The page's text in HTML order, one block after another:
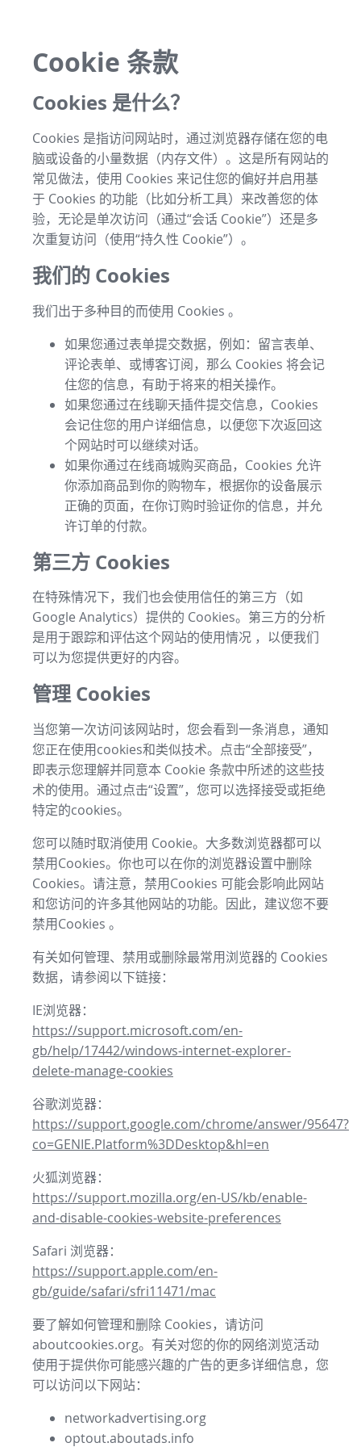
Cookie 条款
Cookies 是什么？
Cookies 是指访问网站时，通过浏览器存储在您的电
脑或设备的小量数据（内存文件）。这是所有网站的
常见做法，使用 Cookies 来记住您的偏好并启用基
于 Cookies 的功能（比如分析工具）来改善您的体
验，无论是单次访问（通过“会话 Cookie”）还是多
次重复访问（使用“持久性 Cookie”）。
我们的 Cookies
我们出于多种目的而使用 Cookies 。
如果您通过表单提交数据，例如：留言表单、
评论表单、或博客订阅，那么 Cookies 将会记
住您的信息，有助于将来的相关操作。
如果您通过在线聊天插件提交信息，Cookies
会记住您的用户详细信息，以便您下次返回这
个网站时可以继续对话。
如果你通过在线商城购买商品，Cookies 允许
你添加商品到你的购物车，根据你的设备展示
正确的页面，在你订购时验证你的信息，并允
许订单的付款。
第三方 Cookies
在特殊情况下，我们也会使用信任的第三方（如
Google Analytics）提供的 Cookies。第三方的分析
是用于跟踪和评估这个网站的使用情况 ，以便我们
可以为您提供更好的内容。
管理 Cookies
当您第一次访问该网站时，您会看到一条消息，通知
您正在使用cookies和类似技术。点击“全部接受”，
即表示您理解并同意本 Cookie 条款中所述的这些技
术的使用。通过点击“设置”，您可以选择接受或拒绝
特定的cookies。
您可以随时取消使用 Cookie。大多数浏览器都可以
禁用Cookies。你也可以在你的浏览器设置中删除
Cookies。请注意，禁用Cookies 可能会影响此网站
和您访问的许多其他网站的功能。因此，建议您不要
禁用Cookies 。
有关如何管理、禁用或删除最常用浏览器的 Cookies
数据，请参阅以下链接：
IE浏览器：
https://support.microsoft.com/en-
gb/help/17442/windows-internet-explorer-
delete-manage-cookies
谷歌浏览器：
https://support.google.com/chrome/answer/95647?
co=GENIE.Platform%3DDesktop&hl=en
火狐浏览器：
https://support.mozilla.org/en-US/kb/enable-
and-disable-cookies-website-preferences
Safari 浏览器：
https://support.apple.com/en-
gb/guide/safari/sfri11471/mac
要了解如何管理和删除 Cookies，请访问
aboutcookies.org。有关对您的你的网络浏览活动
使用于提供你可能感兴趣的广告的更多详细信息，您
可以访问以下网站：
networkadvertising.org
optout.aboutads.info